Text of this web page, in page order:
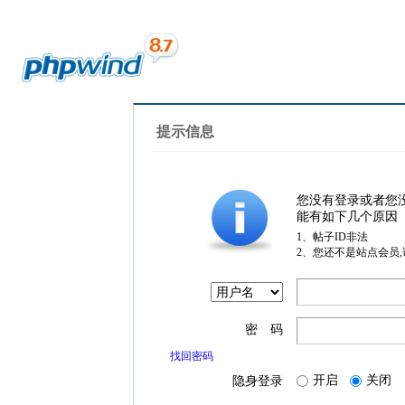
提示信息
您没有登录或者您
能有如下几个原因
1、帖子ID非法
2、您还不是站点会员
密 码
找回密码
隐身登录 开启 关闭